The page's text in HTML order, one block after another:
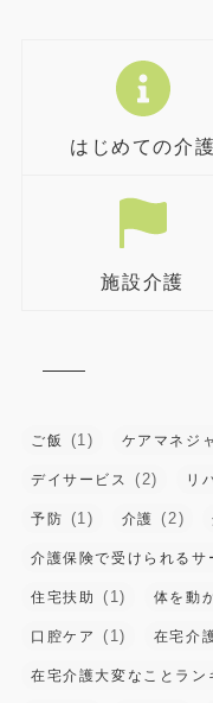
はじめての介護
施設介護
ご飯 (1) ケアマネジ
デイサービス (2) リ
予防 (1) 介護 (2)
介護保険で受けられるサ
住宅扶助 (1) 体を動
口腔ケア (1) 在宅介
在宅介護大変なことラン